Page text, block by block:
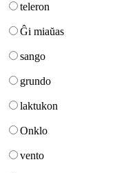
teleron
Ĝi miaŭas
sango
grundo
laktukon
Onklo
vento